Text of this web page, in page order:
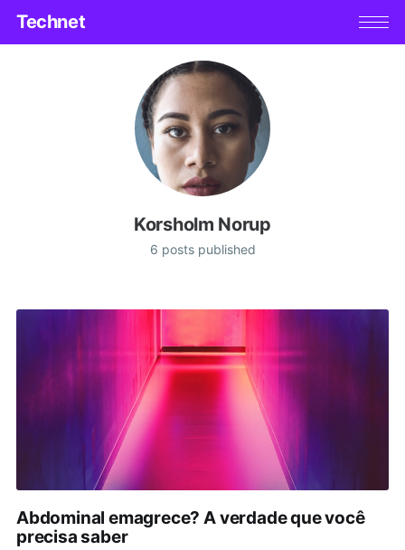
Technet
Korsholm Norup
6 posts published
Abdominal emagrece? A verdade que você
precisa saber